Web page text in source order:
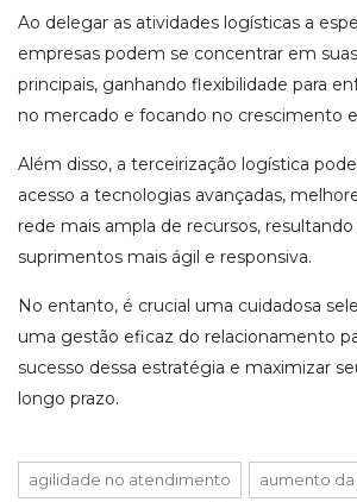
Ao delegar as atividades logísticas a
empresas podem se concentrar em
principais, ganhando flexibilidade para
no mercado e focando no crescimento
Além disso, a terceirização logística
acesso a tecnologias avançadas,
rede mais ampla de recursos,
suprimentos mais ágil e responsiva.
No entanto, é crucial uma cuidadosa
uma gestão eficaz do relacionamento
sucesso dessa estratégia e maximizar
longo prazo.
agilidade no atendimento aumento